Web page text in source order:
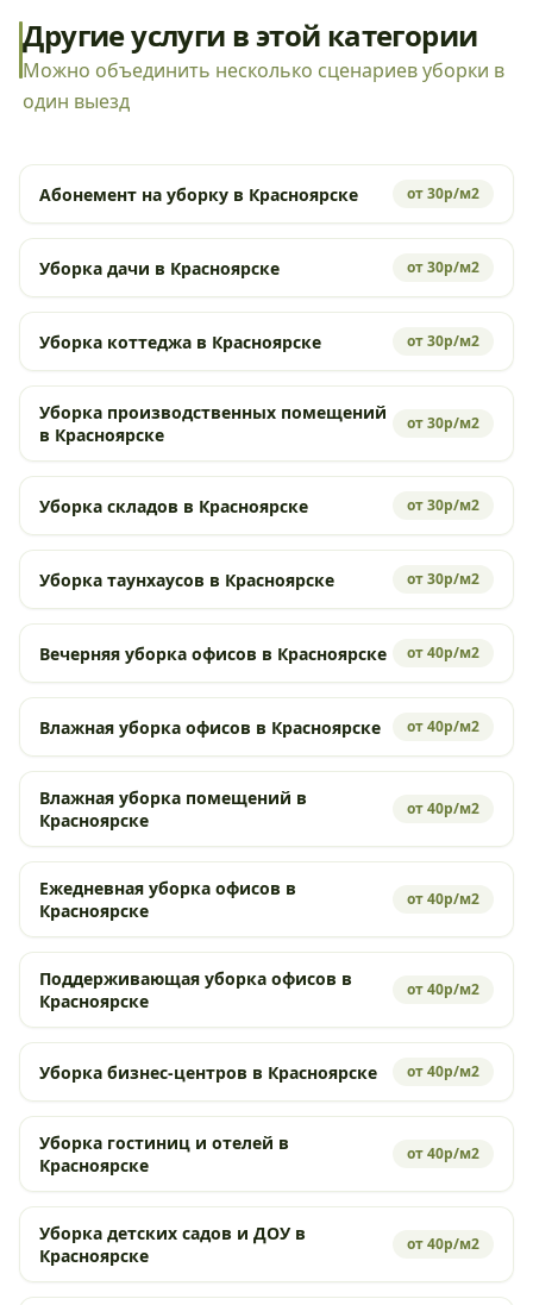
Другие услуги в этой категории
Можно объединить несколько сценариев уборки в
один выезд
Абонемент на уборку в Красноярске от 30р/м2
Уборка дачи в Красноярске от 30р/м2
Уборка коттеджа в Красноярске от 30р/м2
Уборка производственных помещений
в Красноярске
от 30р/м2
Уборка складов в Красноярске от 30р/м2
Уборка таунхаусов в Красноярске от 30р/м2
Вечерняя уборка офисов в Красноярске от 40р/м2
Влажная уборка офисов в Красноярске от 40р/м2
Влажная уборка помещений в
Красноярске
от 40р/м2
Ежедневная уборка офисов в
Красноярске
от 40р/м2
Поддерживающая уборка офисов в
Красноярске
от 40р/м2
Уборка бизнес-центров в Красноярске от 40р/м2
Уборка гостиниц и отелей в
Красноярске
от 40р/м2
Уборка детских садов и ДОУ в
Красноярске
от 40р/м2